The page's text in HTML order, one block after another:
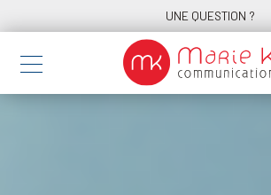
UNE QUESTION ?